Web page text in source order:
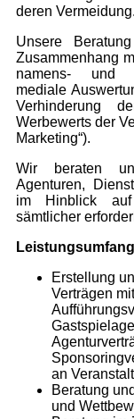
deren Vermeidung.
Unsere
Zusammenhang
namens- und
mediale
Verhinderung
Werbewerts der
Marketing“).
Wir beraten
Agenturen,
im Hinblick auf
sämtlicher
Leistungsumfang
Erstellung
Verträgen
an
Beratung
und